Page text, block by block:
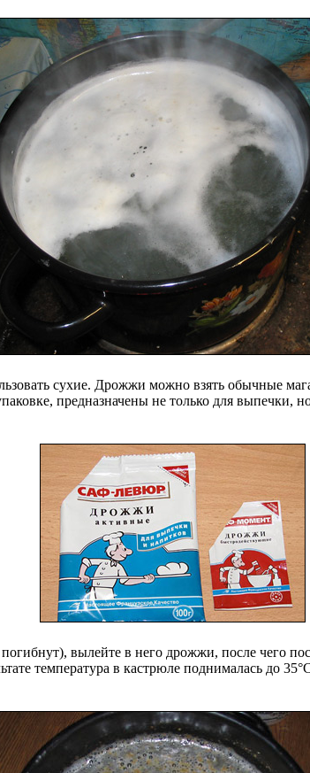
сухие. Дрожжи можно взять обычные
предназначены не только для выпечки,
вылейте в него дрожжи, после чего
температура в кастрюле поднималась до